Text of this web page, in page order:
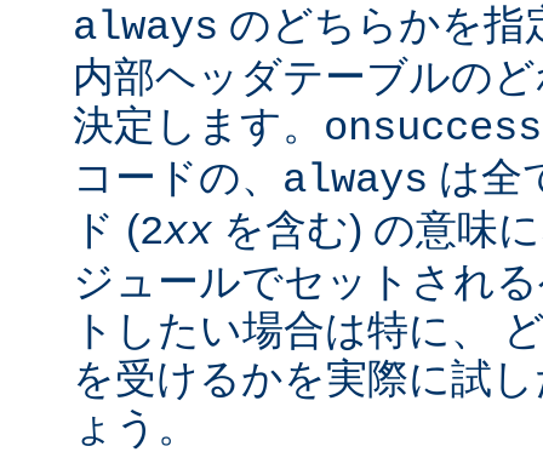
always のどちらかを指
内部ヘッダテーブルの
決定します。 onsuccess
コードの、 always は全
ド (2xx を含む) の意味
ジュールでセットされ
トしたい場合は特に、
を受けるかを実際に試
ょう。